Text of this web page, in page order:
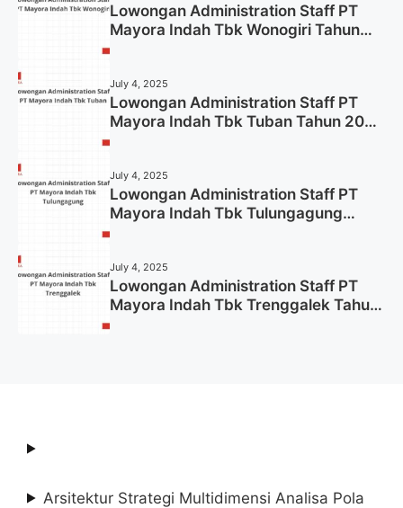
Lowongan Administration Staff PT
Mayora Indah Tbk Wonogiri Tahun
July 4, 2025
Lowongan Administration Staff PT
Mayora Indah Tbk Tuban Tahun 2025
July 4, 2025
Lowongan Administration Staff PT
Mayora Indah Tbk Tulungagung
July 4, 2025
Lowongan Administration Staff PT
Mayora Indah Tbk Trenggalek Tahun
Arsitektur Strategi Multidimensi Analisa Pola